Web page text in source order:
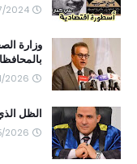
7/17/2024
وزارة
8/01/2026
الظل
8/05/2026